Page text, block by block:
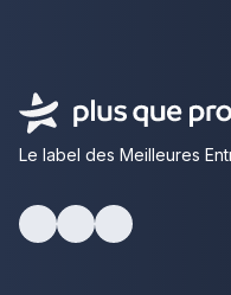
Le label des Meilleures